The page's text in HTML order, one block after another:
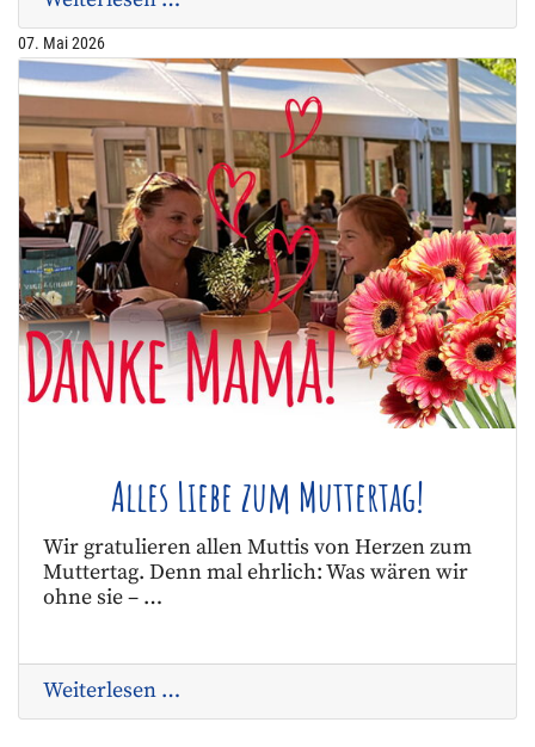
07. Mai 2026
Alles Liebe zum Muttertag!
Wir gratulieren allen Muttis von Herzen zum
Muttertag. Denn mal ehrlich: Was wären wir
ohne sie – …
Weiterlesen …